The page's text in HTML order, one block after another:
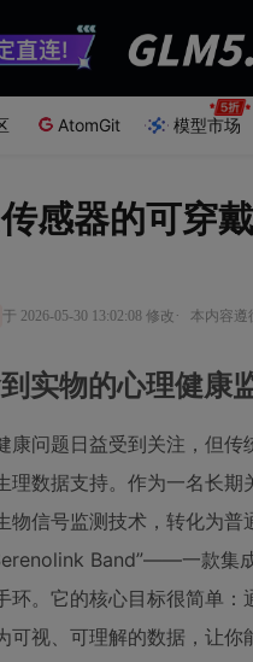
AtomGit 模型市场
感器的可穿
于 2026-05-30 13:02:08 修改 · 本内容遵
实物的心理健康
康问题日益受到关注，但
理数据支持。作为一名长
物信号监测技术，转化为
Band”——一款集
环。它的核心目标很简单
可视、可理解的数据，让